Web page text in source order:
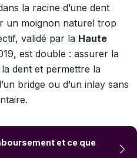
la racine d’une dent
un moignon naturel trop
validé par la Haute
est double : assurer la
la dent et permettre la
bridge ou d’un inlay sans
et ce que